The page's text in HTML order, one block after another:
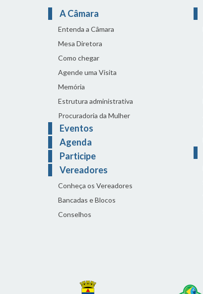
A Câmara
Entenda a Câmara
Mesa Diretora
Como chegar
Agende uma Visita
Memória
Estrutura administrativa
Procuradoria da Mulher
Eventos
Agenda
Participe
Vereadores
Conheça os Vereadores
Bancadas e Blocos
Conselhos